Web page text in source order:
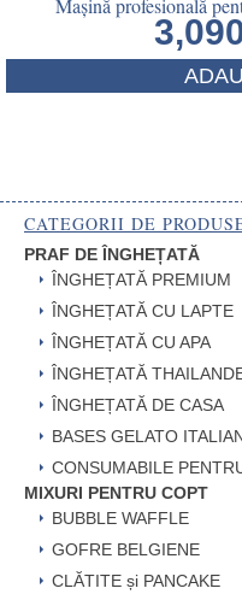
CATEGORII DE
PRAF DE ÎNGHEȚATĂ
ÎNGHEȚATĂ PREMIUM
ÎNGHEȚATĂ CU LAPTE
ÎNGHEȚATĂ CU APA
ÎNGHEȚATĂ
ÎNGHEȚATĂ DE CASA
BASES GELATO
CONSUMABILE
MIXURI PENTRU COPT
BUBBLE WAFFLE
GOFRE BELGIENE
CLĂTITE și PANCAKE